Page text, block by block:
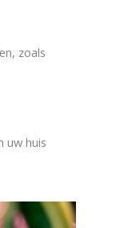
zoals
uw huis